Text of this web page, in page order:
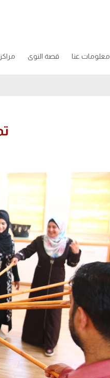
معلومات عنا قصة النوى